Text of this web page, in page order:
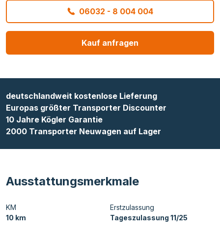
06032 - 8 004 004
Kauf anfragen
deutschlandweit kostenlose Lieferung
Europas größter Transporter Discounter
10 Jahre Kögler Garantie
2000 Transporter Neuwagen auf Lager
Ausstattungsmerkmale
KM
10 km
Erstzulassung
Tageszulassung 11/25